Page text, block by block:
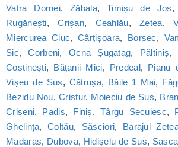
Vatra Dornei,Zăbala, Timișu de Jos,
Rugănești,Crișan, Ceahlău,Zetea,
Miercurea Ciuc,Cârțișoara, Borsec,
Sic,Corbeni, Ocna Șugatag, Păltiniș,
Costinești, Bățanii Mici, Predeal, Pianu
Vișeu de Sus, Cătrușa, Băile 1 Mai,
Bezidu Nou,Cristur, Moieciu de Sus, Bran
Crișeni, Padis, Finiș,Târgu Secuiesc,
Ghelința,Coltău, Săsciori, Barajul
Madaras, Dubova, Hidișelu de Sus,